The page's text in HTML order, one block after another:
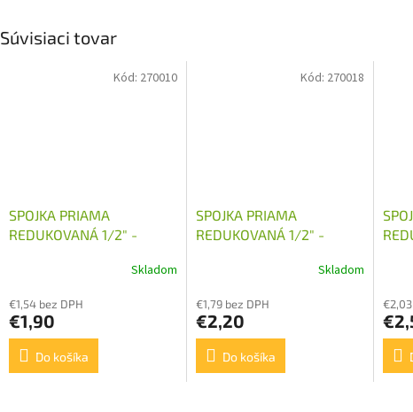
Súvisiaci tovar
SPOJKA PRIAMA
REDUKOVANÁ 1/2" -
Skladom
€1,54 bez DPH
€1,90
Do košíka
Kód: 270010
SPOJKA PRIAMA
REDUKOVANÁ 1/2" -
Skladom
€1,79 bez DPH
€2,20
Do košíka
Kód: 270018